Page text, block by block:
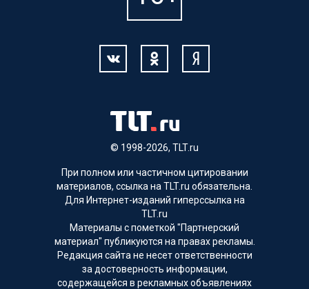
© 1998-2026, TLT.ru
При полном или частичном цитировании
материалов, ссылка на TLT.ru обязательна.
Для Интернет-изданий гиперссылка на
TLT.ru
Материалы с пометкой "Партнерский
материал" публикуются на правах рекламы.
Редакция сайта не несет ответственности
за достоверность информации,
содержащейся в рекламных объявлениях